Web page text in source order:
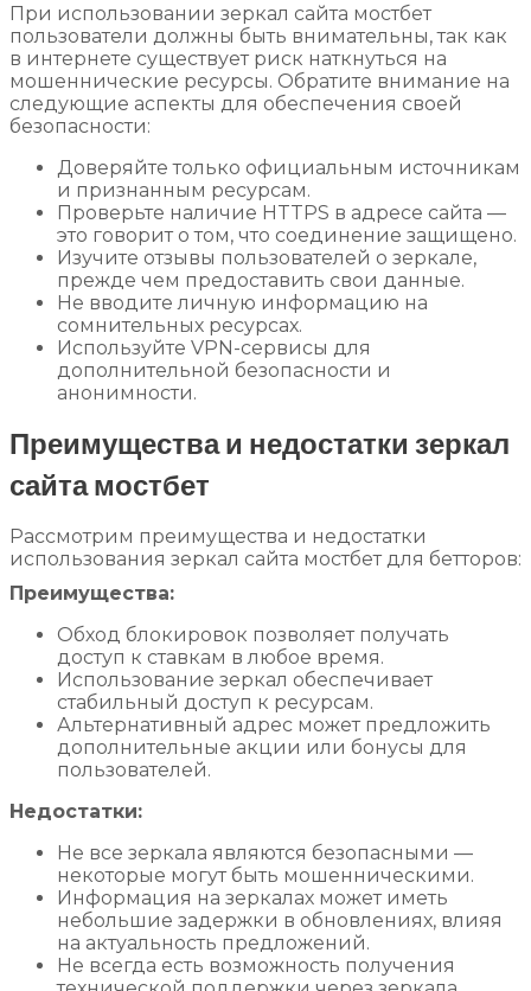
При использовании зеркал сайта мостбет
пользователи должны быть внимательны, так как
в интернете существует риск наткнуться на
мошеннические ресурсы. Обратите внимание на
следующие аспекты для обеспечения своей
безопасности:
Доверяйте только официальным источникам
и признанным ресурсам.
Проверьте наличие HTTPS в адресе сайта —
это говорит о том, что соединение защищено.
Изучите отзывы пользователей о зеркале,
прежде чем предоставить свои данные.
Не вводите личную информацию на
сомнительных ресурсах.
Используйте VPN-сервисы для
дополнительной безопасности и
анонимности.
Преимущества и недостатки зеркал
сайта мостбет
Рассмотрим преимущества и недостатки
использования зеркал сайта мостбет для бетторов:
Преимущества:
Обход блокировок позволяет получать
доступ к ставкам в любое время.
Использование зеркал обеспечивает
стабильный доступ к ресурсам.
Альтернативный адрес может предложить
дополнительные акции или бонусы для
пользователей.
Недостатки:
Не все зеркала являются безопасными —
некоторые могут быть мошенническими.
Информация на зеркалах может иметь
небольшие задержки в обновлениях, влияя
на актуальность предложений.
Не всегда есть возможность получения